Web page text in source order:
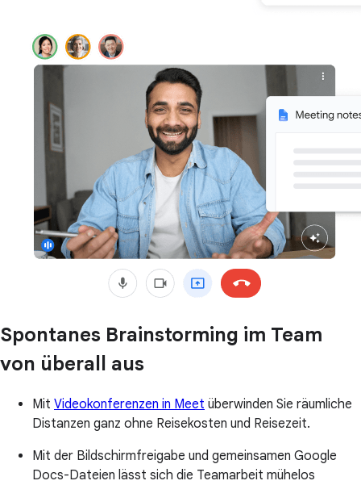
Spontanes Brainstorming im Team
von überall aus
Mit Videokonferenzen in Meet überwinden Sie räumliche
Distanzen ganz ohne Reisekosten und Reisezeit.
Mit der Bildschirmfreigabe und gemeinsamen Google
Docs-Dateien lässt sich die Teamarbeit mühelos